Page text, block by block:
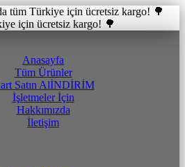
tüm Türkiye için ücretsiz kargo! 🌳
için ücretsiz kargo! 🌳
Anasayfa
Tüm Ürünler
Satın AlİNDİRİM
İşletmeler İçin
Hakkımızda
İletişim